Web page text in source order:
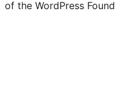
of the WordPress